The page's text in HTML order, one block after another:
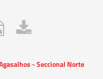
- Seccional Norte